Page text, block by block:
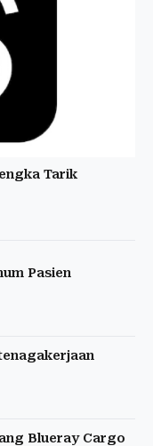
Tarik
Pasien
Blueray Cargo